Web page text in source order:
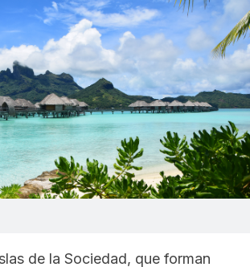
de la Sociedad, que forman